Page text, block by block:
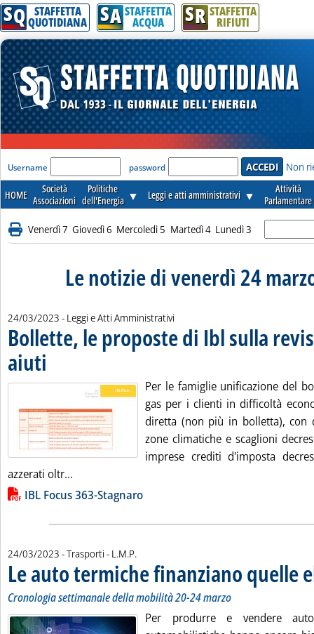
SQ STAFFETTA
QUOTIDIANA SA STAFFETTA
ACQUA SR STAFFETTA
RIFIUTI
'Modulo Login per accedere'
Username password Non
HOME
Società
Associazioni
Politiche
dell'Energia ▼ Leggi e atti amministrativi ▼
Attività
Parlamentare
Venerdì 7 Giovedì 6 Mercoledì 5 Martedì 4 Lunedì 3
Le notizie di venerdì 24
24/03/2023 - Leggi e Atti Amministrativi
Bollette, le proposte di Ibl sulla
aiuti . Pubblicata venerdì 24 marzo 2023 alle 18.1.
Per le famiglie unificazione del
gas per i clienti in difficoltà
diretta (non più in bolletta), con
zone climatiche e scaglioni
imprese crediti d'imposta
azzerati oltr...
Lista allegati PDF alla notizia
IBL Focus 363-Stagnaro
24/03/2023 - Trasporti - di:
L.M.P.
Le auto termiche finanziano quelle
Cronologia settimanale della mobilità 20-24 marzo
Per produrre e vendere